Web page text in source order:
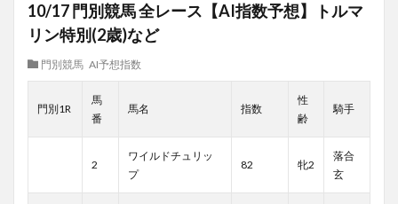
10/17 門別競馬 全レース【AI指数予想】トルマ
リン特別(2歳)など
門別競馬 AI予想指数
門別1R
馬
番
馬名 指数
性
齢
騎手
2
ワイルドチュリッ
プ
82 牝2
落合
玄